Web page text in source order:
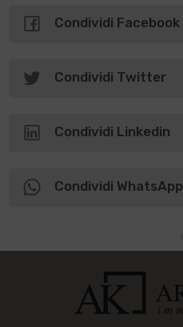
Condividi Facebook
Condividi Twitter
Condividi Linkedin
Condividi WhatsApp